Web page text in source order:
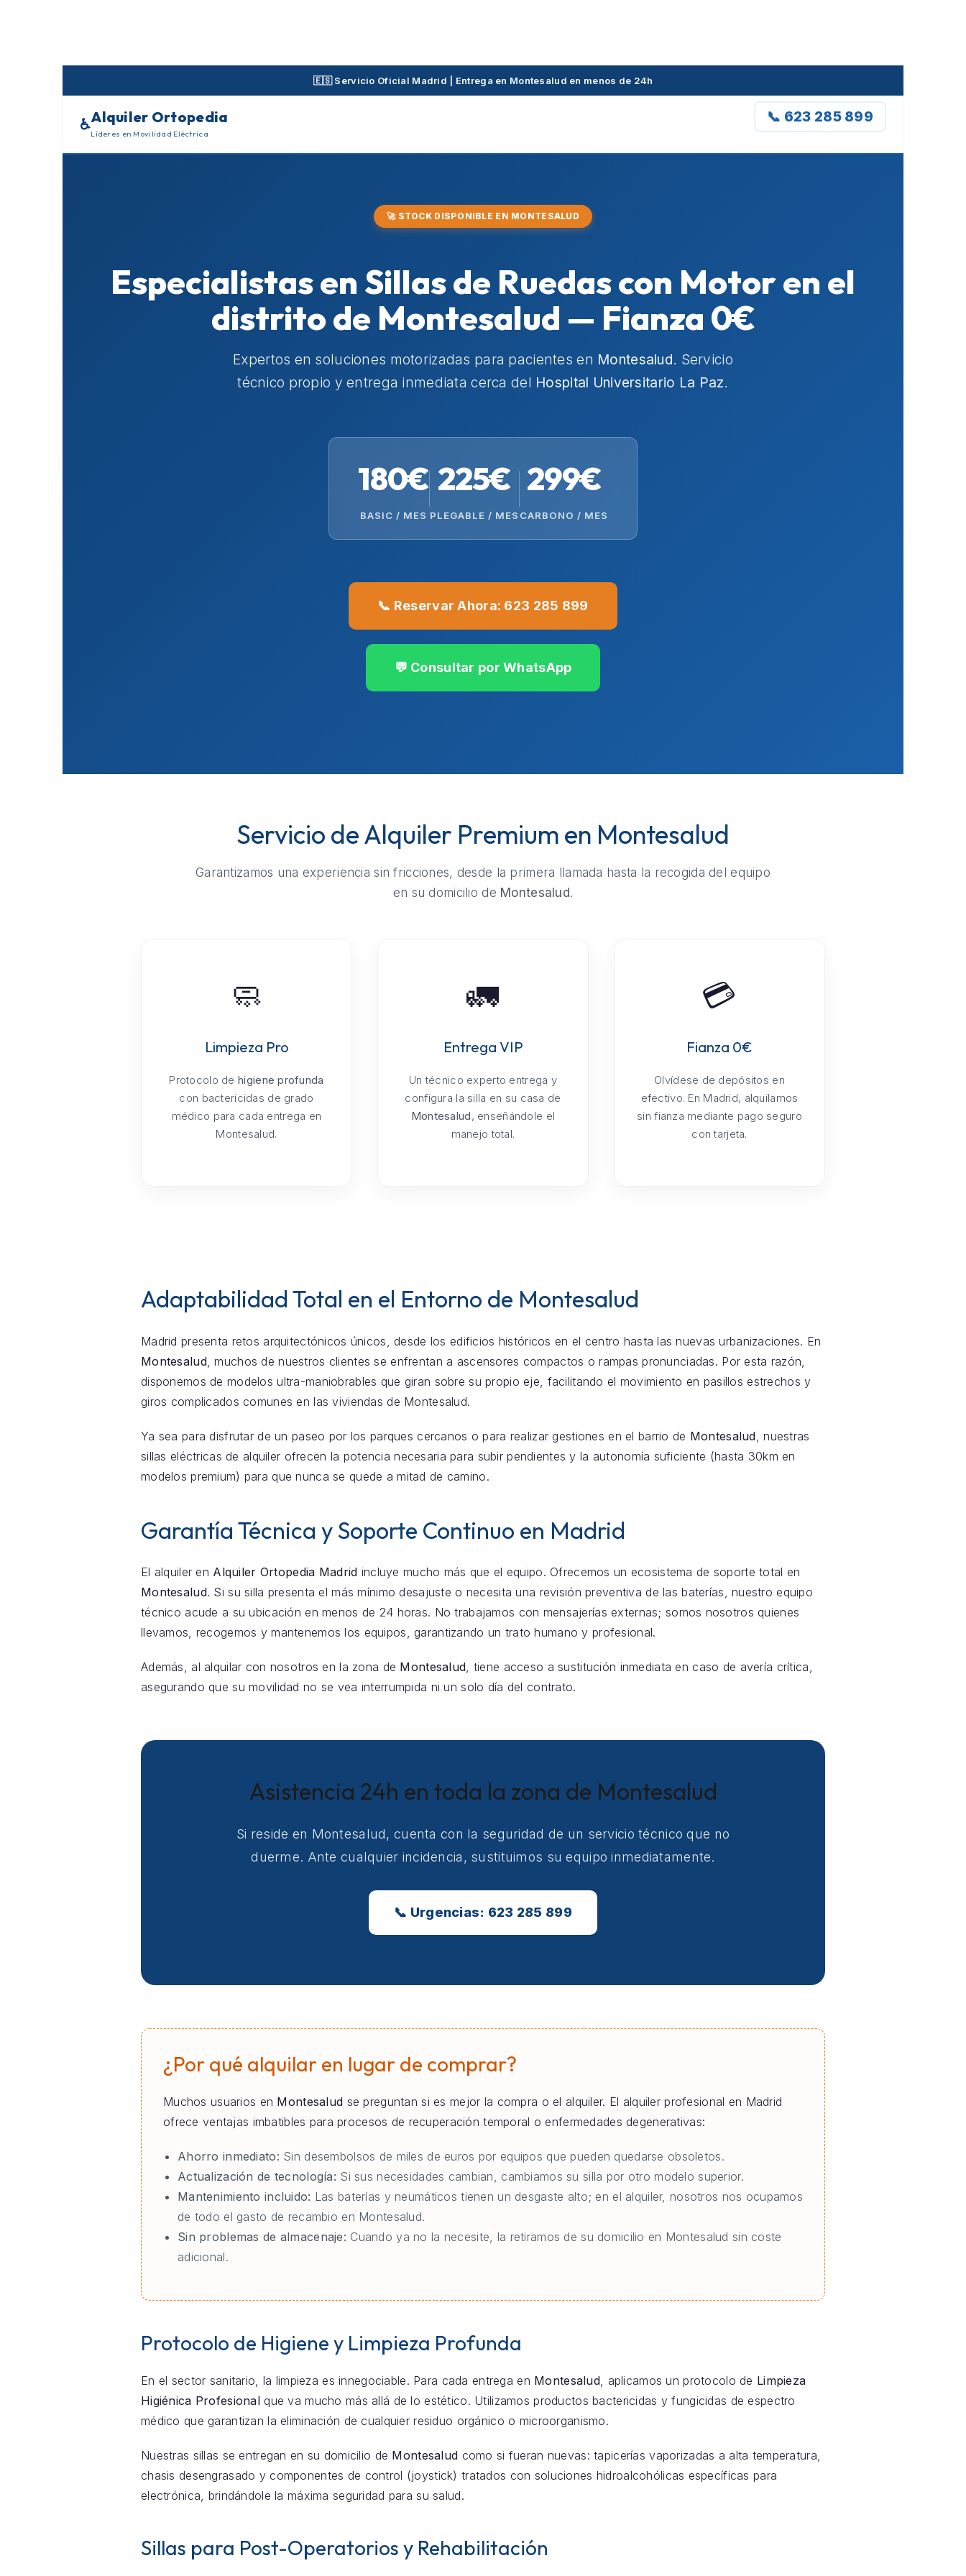
🇪🇸 Servicio Oficial Madrid | Entrega en Montesalud en menos de 24h
♿Alquiler Ortopedia
Líderes en Movilidad Eléctrica
📞 623 285 899
🚀 STOCK DISPONIBLE EN MONTESALUD
Especialistas en Sillas de Ruedas con Motor en el
distrito de Montesalud — Fianza 0€
Expertos en soluciones motorizadas para pacientes en Montesalud. Servicio
técnico propio y entrega inmediata cerca del Hospital Universitario La Paz.
180€
BASIC / MES
225€
PLEGABLE / MES
299€
CARBONO / MES
📞 Reservar Ahora: 623 285 899
💬 Consultar por WhatsApp
Servicio de Alquiler Premium en Montesalud
Garantizamos una experiencia sin fricciones, desde la primera llamada hasta la recogida del equipo
en su domicilio de Montesalud.
🧼
Limpieza Pro
Protocolo dehigiene profunda
con bactericidas de grado
médico para cada entrega en
Montesalud.
🚛
Entrega VIP
Un técnico experto entrega y
configura la silla en su casa de
Montesalud, enseñándole el
manejo total.
💳
Fianza 0€
Olvídese de depósitos en
efectivo. En Madrid, alquilamos
sin fianza mediante pago seguro
con tarjeta.
Adaptabilidad Total en el Entorno de Montesalud
Madrid presenta retos arquitectónicos únicos, desde los edificios históricos en el centro hasta las nuevas urbanizaciones. En
Montesalud, muchos de nuestros clientes se enfrentan a ascensores compactos o rampas pronunciadas. Por esta razón,
disponemos de modelos ultra-maniobrables que giran sobre su propio eje, facilitando el movimiento en pasillos estrechos y
giros complicados comunes en las viviendas de Montesalud.
Ya sea para disfrutar de un paseo por los parques cercanos o para realizar gestiones en el barrio de Montesalud , nuestras
sillas eléctricas de alquiler ofrecen la potencia necesaria para subir pendientes y la autonomía suficiente (hasta 30km en
modelos premium) para que nunca se quede a mitad de camino.
Garantía Técnica y Soporte Continuo en Madrid
El alquiler en Alquiler Ortopedia Madrid incluye mucho más que el equipo. Ofrecemos un ecosistema de soporte total en
Montesalud. Si su silla presenta el más mínimo desajuste o necesita una revisión preventiva de las baterías, nuestro equipo
técnico acude a su ubicación en menos de 24 horas. No trabajamos con mensajerías externas; somos nosotros quienes
llevamos, recogemos y mantenemos los equipos, garantizando un trato humano y profesional.
Además, al alquilar con nosotros en la zona de Montesalud, tiene acceso a sustitución inmediata en caso de avería crítica,
asegurando que su movilidad no se vea interrumpida ni un solo día del contrato.
Asistencia 24h en toda la zona de Montesalud
Si reside en Montesalud, cuenta con la seguridad de un servicio técnico que no
duerme. Ante cualquier incidencia, sustituimos su equipo inmediatamente.
📞 Urgencias: 623 285 899
¿Por qué alquilar en lugar de comprar?
Muchos usuarios en Montesalud se preguntan si es mejor la compra o el alquiler. El alquiler profesional en Madrid
ofrece ventajas imbatibles para procesos de recuperación temporal o enfermedades degenerativas:
Ahorro inmediato: Sin desembolsos de miles de euros por equipos que pueden quedarse obsoletos.
Actualización de tecnología: Si sus necesidades cambian, cambiamos su silla por otro modelo superior.
Mantenimiento incluido: Las baterías y neumáticos tienen un desgaste alto; en el alquiler, nosotros nos ocupamos
de todo el gasto de recambio en Montesalud.
Sin problemas de almacenaje: Cuando ya no la necesite, la retiramos de su domicilio en Montesalud sin coste
adicional.
Protocolo de Higiene y Limpieza Profunda
En el sector sanitario, la limpieza es innegociable. Para cada entrega en Montesalud, aplicamos un protocolo de Limpieza
Higiénica Profesional que va mucho más allá de lo estético. Utilizamos productos bactericidas y fungicidas de espectro
médico que garantizan la eliminación de cualquier residuo orgánico o microorganismo.
Nuestras sillas se entregan en su domicilio de Montesalud como si fueran nuevas: tapicerías vaporizadas a alta temperatura,
chasis desengrasado y componentes de control (joystick) tratados con soluciones hidroalcohólicas específicas para
electrónica, brindándole la máxima seguridad para su salud.
Sillas para Post-Operatorios y Rehabilitación